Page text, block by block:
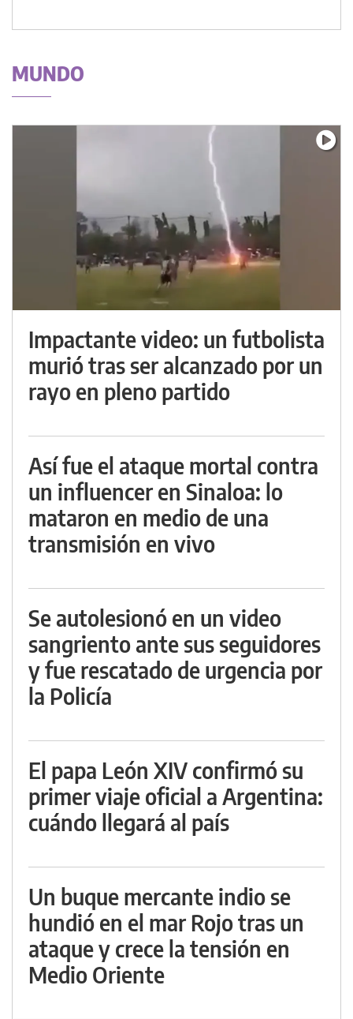
MUNDO
Impactante video: un futbolista
murió tras ser alcanzado por un
rayo en pleno partido
Así fue el ataque mortal contra
un influencer en Sinaloa: lo
mataron en medio de una
transmisión en vivo
Se autolesionó en un video
sangriento ante sus seguidores
y fue rescatado de urgencia por
la Policía
El papa León XIV confirmó su
primer viaje oficial a Argentina:
cuándo llegará al país
Un buque mercante indio se
hundió en el mar Rojo tras un
ataque y crece la tensión en
Medio Oriente